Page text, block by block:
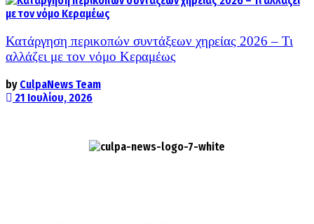
Κατάργηση περικοπών συντάξεων χηρείας 2026 – Τι
αλλάζει με τον νόμο Κεραμέως
by CulpaNews Team
21 Ιουλίου, 2026